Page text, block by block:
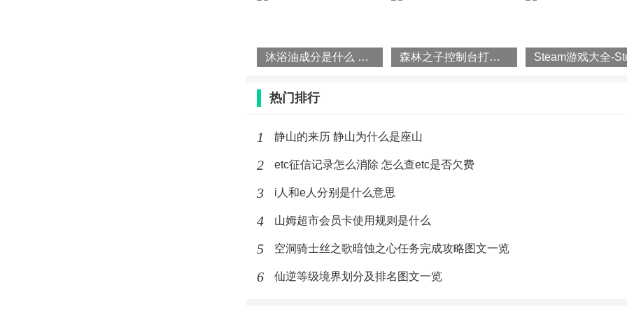
沐浴油成分是什么 沐浴油怎么使用 森林之子控制台打开方法攻略一览
热门排行
1 静山的来历 静山为什么是座山
2 etc征信记录怎么消除 怎么查etc是否欠费
3 i人和e人分别是什么意思
4 山姆超市会员卡使用规则是什么
5 空洞骑士丝之歌暗蚀之心任务完成攻略图文一览
6 仙逆等级境界划分及排名图文一览